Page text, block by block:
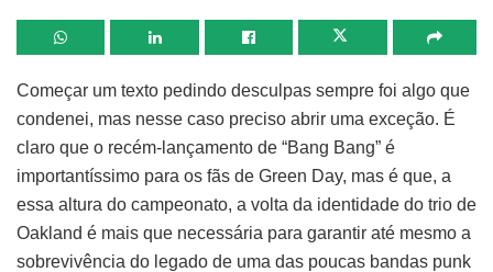
Começar um texto pedindo desculpas sempre foi algo que
condenei, mas nesse caso preciso abrir uma exceção. É
claro que o recém-lançamento de “Bang Bang” é
importantíssimo para os fãs de Green Day, mas é que, a
essa altura do campeonato, a volta da identidade do trio de
Oakland é mais que necessária para garantir até mesmo a
sobrevivência do legado de uma das poucas bandas punk